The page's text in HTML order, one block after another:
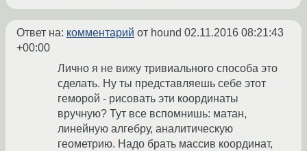
Ответ на: комментарий от hound 02.11.2016 08:21:43
+00:00
Лично я не вижу тривиального способа это
сделать. Ну ты представляешь себе этот
геморой - рисовать эти координаты
вручную? Тут все вспомнишь: матан,
линейную алгебру, аналитическую
геометрию. Надо брать массив координат,